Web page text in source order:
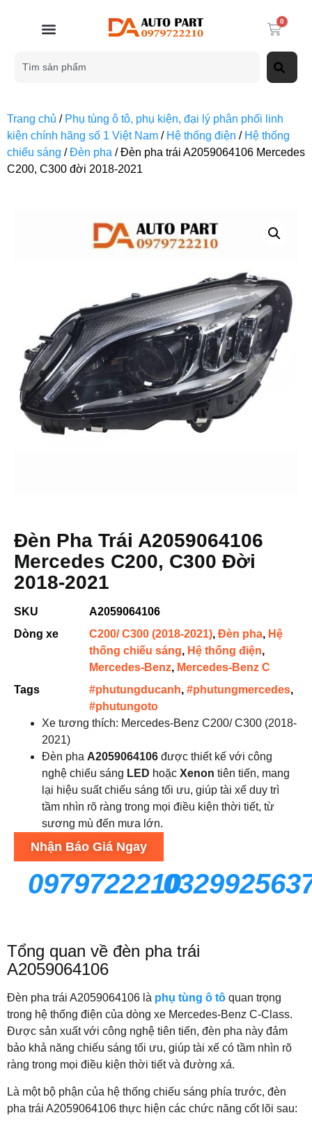
0
Trang chủ / Phụ tùng ô tô, phụ kiện, đại lý phân phối linh
kiện chính hãng số 1 Việt Nam / Hệ thống điện / Hệ thống
chiếu sáng /Đèn pha / Đèn pha trái A2059064106 Mercedes
C200, C300 đời 2018-2021
Đèn Pha Trái A2059064106
Mercedes C200, C300 Đời
2018-2021
SKU
A2059064106
Dòng xe
C200/ C300 (2018-2021), Đèn pha, Hệ
thống chiếu sáng, Hệ thống điện,
Mercedes-Benz, Mercedes-Benz C
Tags
#phutungducanh, #phutungmercedes,
#phutungoto
Xe tương thích: Mercedes-Benz C200/ C300 (2018-
2021)
Đèn pha A2059064106 được thiết kế với công
nghệ chiếu sáng LED hoặc Xenon tiên tiến, mang
lại hiệu suất chiếu sáng tối ưu, giúp tài xế duy trì
tầm nhìn rõ ràng trong mọi điều kiện thời tiết, từ
sương mù đến mưa lớn.
Nhận Báo Giá Ngay
0979722210
Tổng quan về đèn pha trái
A2059064106
Đèn pha trái A2059064106 là phụ tùng ô tô quan trọng
trong hệ thống điện của dòng xe Mercedes-Benz C-Class.
Được sản xuất với công nghệ tiên tiến, đèn pha này đảm
bảo khả năng chiếu sáng tối ưu, giúp tài xế có tầm nhìn rõ
ràng trong mọi điều kiện thời tiết và đường xá.
Là một bộ phận của hệ thống chiếu sáng phía trước, đèn
pha trái A2059064106 thực hiện các chức năng cốt lõi sau: